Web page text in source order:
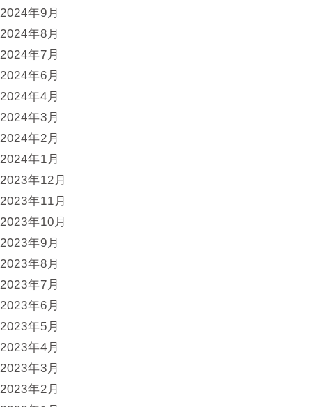
2024年9月
2024年8月
2024年7月
2024年6月
2024年4月
2024年3月
2024年2月
2024年1月
2023年12月
2023年11月
2023年10月
2023年9月
2023年8月
2023年7月
2023年6月
2023年5月
2023年4月
2023年3月
2023年2月